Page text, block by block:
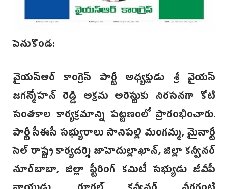
పెనుకొండ:
వైయస్ఆర్ కాంగ్రెస్ పార్టీ అధ్యక్షుడు శ్రీ వైయస్
జగన్మోహన్‌ రెడ్డి అక్రమ అరెస్టుకు నిరసనగా కోటి
సంతకాల కార్యక్రమాన్ని పట్టణంలో ప్రారంభించారు.
పార్టీ సీఈసీ సభ్యురాలు సానిపల్లి మంగమ్మ, మైనార్టీ
సెల్ రాష్ట్ర కార్యదర్శి జాహెదుల్లాఖాన్, జిల్లా కన్వీనర్
నూర్‌బాబా, జిల్లా స్టీరింగ్ కమిటీ సభ్యుడు జీవీపీ